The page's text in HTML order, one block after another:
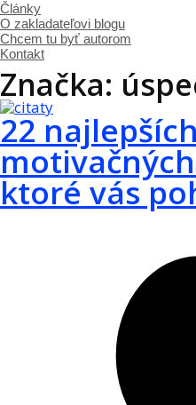
Články
O zakladateľovi blogu
Chcem tu byť autorom
Kontakt
Značka:
22 najlepších
ktoré vás